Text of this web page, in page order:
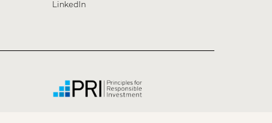
LinkedIn